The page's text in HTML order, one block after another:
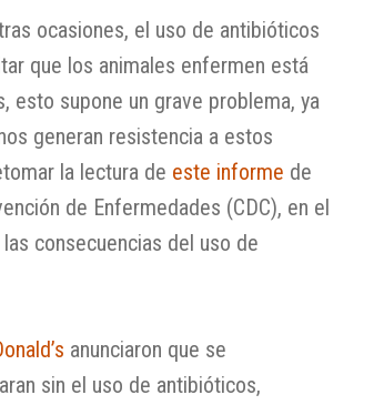
ocasiones, el uso de antibióticos
que los animales enfermen está
esto supone un grave problema, ya
generan resistencia a estos
la lectura de este informe de
de Enfermedades (CDC), en el
consecuencias del uso de
anunciaron que se
sin el uso de antibióticos,